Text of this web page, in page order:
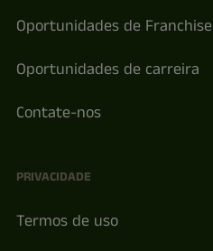
Oportunidades de Franchise
Oportunidades de carreira
Contate-nos
PRIVACIDADE
Termos de uso